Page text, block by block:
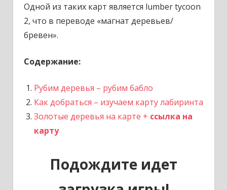
Одной из таких карт является lumber tycoon
2, что в переводе «магнат деревьев/
бревен».
Содержание:
Рубим деревья – рубим бабло
Как добраться – изучаем карту лабиринта
Золотые деревья на карте + ссылка на
карту
Подождите идет